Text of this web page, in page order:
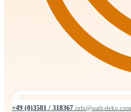
+49 (0)3581 / 318367 info@walt-deko.com